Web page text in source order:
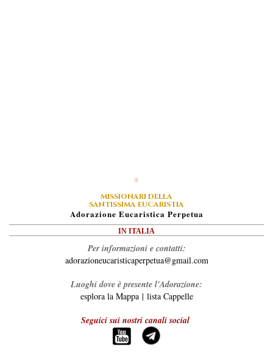
MISSIONARI DELLA
SANTISSIMA EUCARISTIA
ADorazione EUcaristica PErpetua
IN ITALIA
Per informazioni e contatti:
adorazioneucaristicaperpetua@gmail.com
Luoghi dove è presente l'Adorazione:
esplora la Mappa| lista Cappelle
Seguici sui nostri canali social